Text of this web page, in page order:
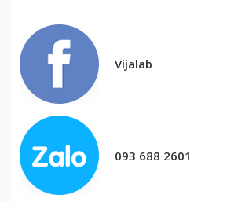
Vijalab
093 688 2601